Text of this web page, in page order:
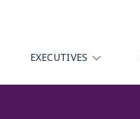
EXECUTIVES